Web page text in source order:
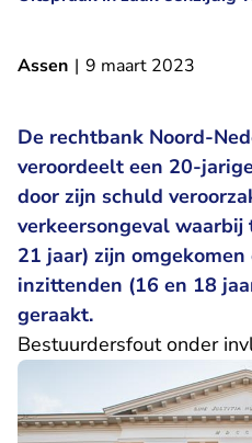
Assen | 9 maart 2023
De rechtbank Noord-
veroordeelt een 20-
door zijn schuld
verkeersongeval
21 jaar) zijn
inzittenden (16 en 18
geraakt.
Bestuurdersfout onder